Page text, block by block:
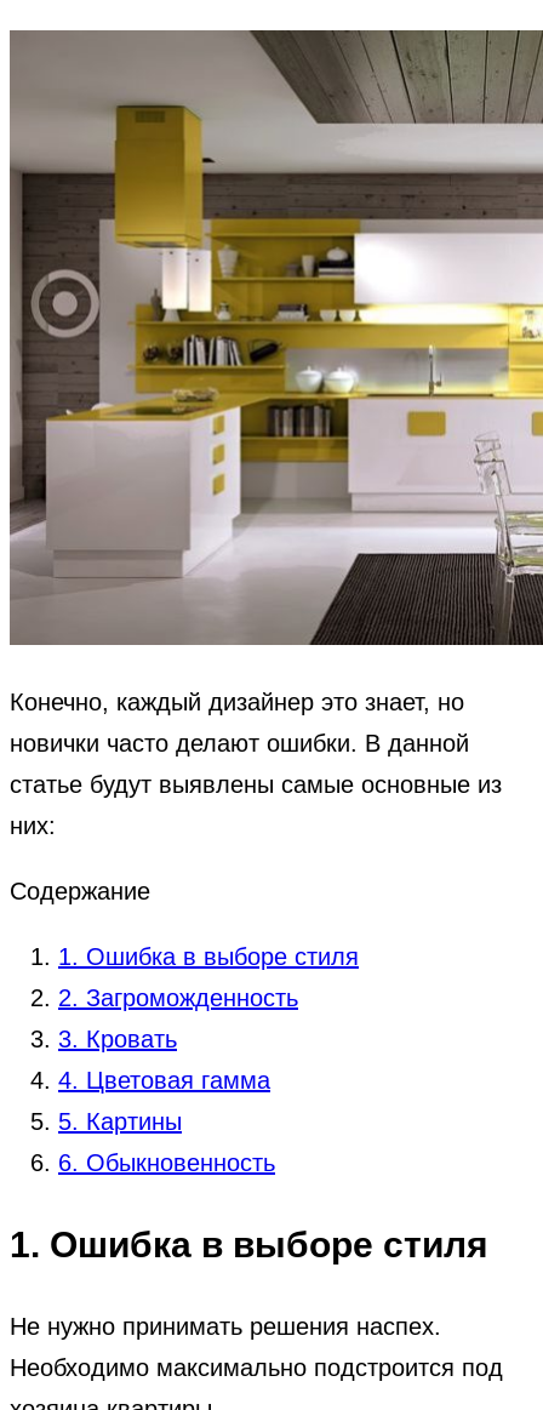
Конечно, каждый дизайнер это знает, но
новички часто делают ошибки. В данной
статье будут выявлены самые основные из
них:
Содержание
1. Ошибка в выборе стиля
2. Загроможденность
3. Кровать
4. Цветовая гамма
5. Картины
6. Обыкновенность
1. Ошибка в выборе стиля
Не нужно принимать решения наспех.
Необходимо максимально подстроится под